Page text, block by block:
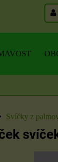
Svíčky z